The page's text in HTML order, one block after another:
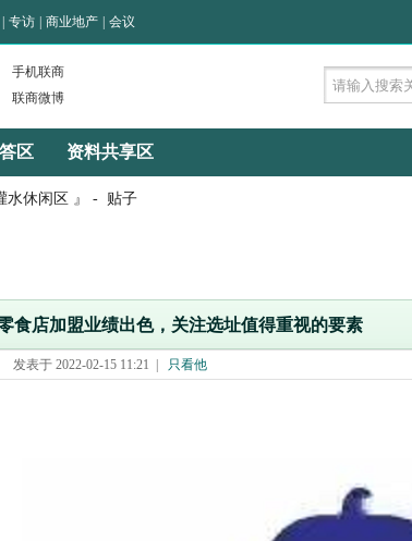
专访 商业地产 会议
手机联商
联商微博
区 资料共享区
水休闲区 』 - 贴子
食店加盟业绩出色，关注选址值得重视的要素
发表于 2022-02-15 11:21 只看他